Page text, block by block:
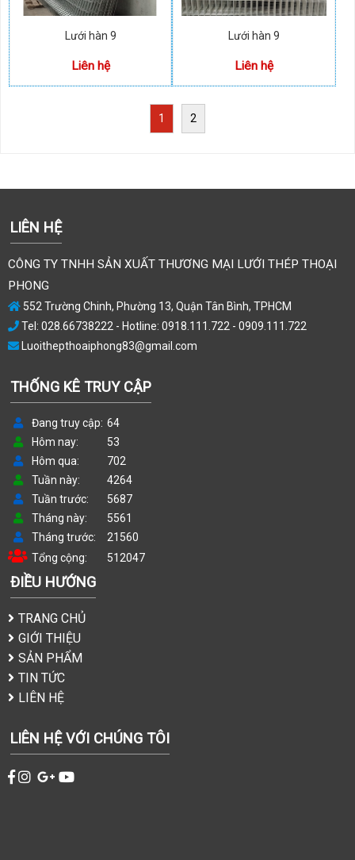
Lưới hàn 9
Liên hệ
Lưới hàn 9
Liên hệ
1 2
LIÊN HỆ
CÔNG TY TNHH SẢN XUẤT THƯƠNG MẠI LƯỚI THÉP THOẠI
PHONG
552 Trường Chinh, Phường 13, Quận Tân Bình, TPHCM
Tel: 028.66738222 - Hotline: 0918.111.722 - 0909.111.722
Luoithepthoaiphong83@gmail.com
THỐNG KÊ TRUY CẬP
Đang truy cập 64
Hôm nay
53
Hôm qua
702
Tuần này
4264
Tuần trước
5687
Tháng này
5561
Tháng trước
21560
Tổng cộng
512047
ĐIỀU HƯỚNG
TRANG CHỦ
GIỚI THIỆU
SẢN PHẨM
TIN TỨC
LIÊN HỆ
LIÊN HỆ VỚI CHÚNG TÔI